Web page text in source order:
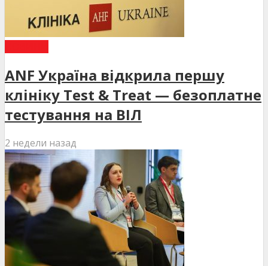
ANF Україна відкрила першу
клініку Test & Treat — безоплатне
тестування на ВІЛ
2 недели назад